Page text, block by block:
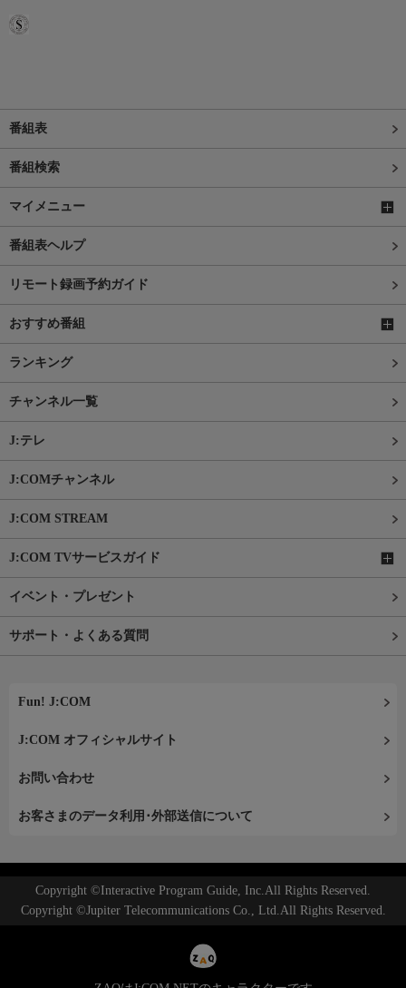
番組表
番組検索
マイメニュー
番組表ヘルプ
リモート録画予約ガイド
おすすめ番組
ランキング
チャンネル一覧
J:テレ
J:COMチャンネル
J:COM STREAM
J:COM TVサービスガイド
イベント・プレゼント
サポート・よくある質問
Fun! J:COM
J:COM オフィシャルサイト
お問い合わせ
お客さまのデータ利用･外部送信について
Copyright ©Interactive Program Guide, Inc.All Rights Reserved.
Copyright ©Jupiter Telecommunications Co., Ltd.All Rights Reserved.